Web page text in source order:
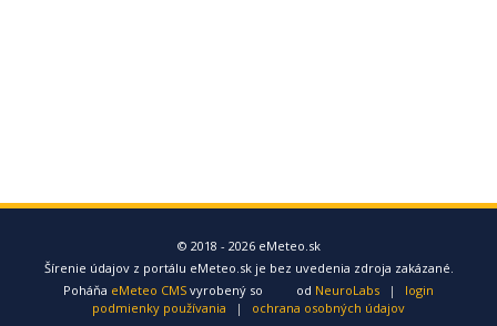
© 2018 - 2026 eMeteo.sk
Šírenie údajov z portálu eMeteo.sk je bez uvedenia zdroja zakázané.
Poháňa eMeteo CMS vyrobený so od NeuroLabs |
login
podmienky používania
| ochrana osobných údajov